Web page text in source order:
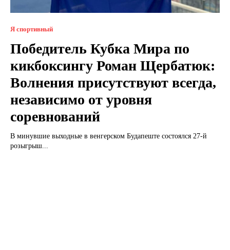
Я спортивный
Победитель Кубка Мира по
кикбоксингу Роман Щербатюк:
Волнения присутствуют всегда,
независимо от уровня
соревнований
В минувшие выходные в венгерском Будапеште состоялся 27-й
розыгрыш...